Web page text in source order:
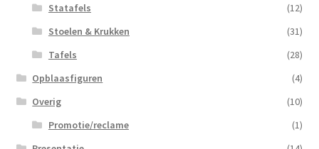
Statafels
(12)
Stoelen & Krukken
(31)
Tafels
(28)
Opblaasfiguren
(4)
Overig
(10)
Promotie/reclame
(1)